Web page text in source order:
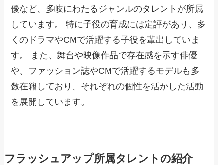
優など、多岐にわたるジャンルのタレントが所属
しています。 特に子役の育成には定評があり、多
くのドラマやCMで活躍する子役を輩出していま
す。 また、舞台や映像作品で存在感を示す俳優
や、ファッション誌やCMで活躍するモデルも多
数在籍しており、それぞれの個性を活かした活動
を展開しています。
フラッシュアップ所属タレントの紹介